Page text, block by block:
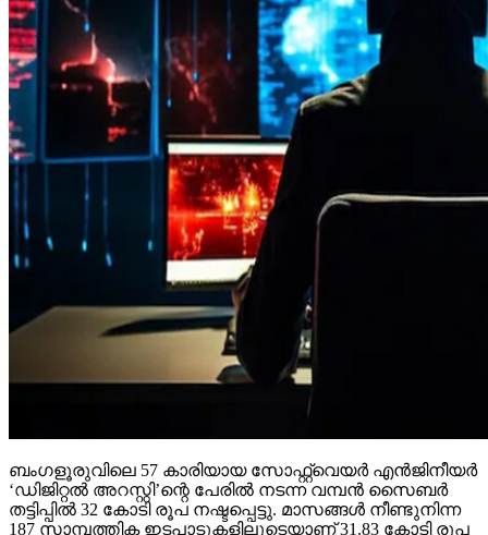
ബംഗളൂരുവിലെ 57 കാരിയായ സോഫ്റ്റ്വെയര്‍ എന്‍ജിനീയര്‍
‘ഡിജിറ്റല്‍ അറസ്റ്റി’ന്റെ പേരില്‍ നടന്ന വമ്പന്‍ സൈബര്‍
തട്ടിപ്പില്‍ 32 കോടി രൂപ നഷ്ടപ്പെട്ടു. മാസങ്ങള്‍ നീണ്ടുനിന്ന
187 സാമ്പത്തിക ഇടപാടുകളിലൂടെയാണ് 31.83 കോടി രൂപ